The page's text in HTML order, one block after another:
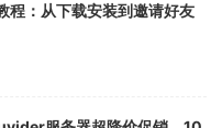
程：从下载安装到邀请好友